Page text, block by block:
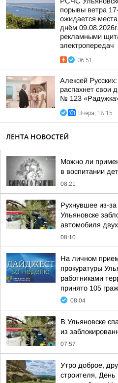
порывы ветра
ожидается
днём
рекламными
электропередач
06:51
Алексей
распахнет свои
№ 123
Вчера, 18:15
ЛЕНТА НОВОСТЕЙ
Можно ли
в воспитании
08:21
Рухнувшее из-
Ульяновске
автомобиля
08:10
На личном
прокуратуры
работниками
принято 105
08:04
В Ульяновске
из
07:57
Утро доброе,
строителя,